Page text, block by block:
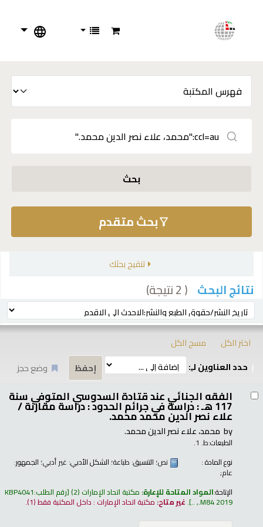
بحث
بحث متقدم
تنقيح بحثك
نتائج البحث ( 2 نتيجة)
ترتيب بواسطة:
اختر الكل
مسح الكل
حدد العناوين لـِ:
وضع حجز
الفقه الجنائي عند قتادة السدوسي المتوفي سنة
117 هـ :‎ دراسة في جرائم الحدود : دراسة مقارنة /‎
علاء نصر الدين محمد محمد.‎
by محمد، علاء نصر الدين محمد.‎
الطبعات:ط. 1.‎
نوع المادة :
نص؛ التنسيق: طباعة؛ الشكل الأدبي: غير أدبي؛ الجمهور:
عام;
الإتاحة:المواد المتاحة للإعارة: مكتبة اتحاد الإمارات (2) رقم الطلب:KBP4041
.M84 2019, ..
.غير متاح:مكتبة اتحاد الإمارات : داخل المكتبة فقط(1).